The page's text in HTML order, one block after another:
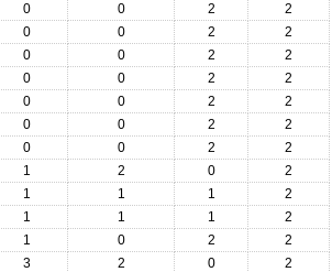
0 0 2
2
0 0 2
2
0 0 2
2
0 0 2
2
0 0 2
2
0 0 2
2
0 0 2
2
1 2 0
2
1 1 1
2
1 1 1
2
1 0 2
2
3 2 0
2